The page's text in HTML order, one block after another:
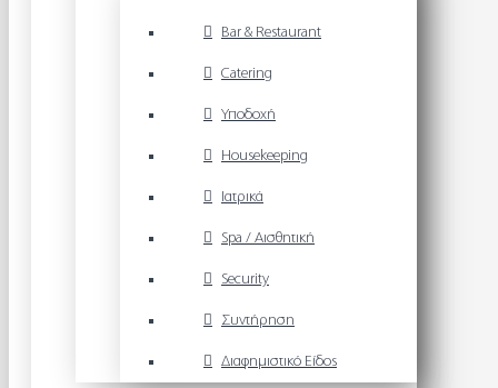
Bar & Restaurant
Catering
Υποδοχή
Housekeeping
Ιατρικά
Spa / Αισθητική
Security
Συντήρηση
Διαφημιστικό Είδος